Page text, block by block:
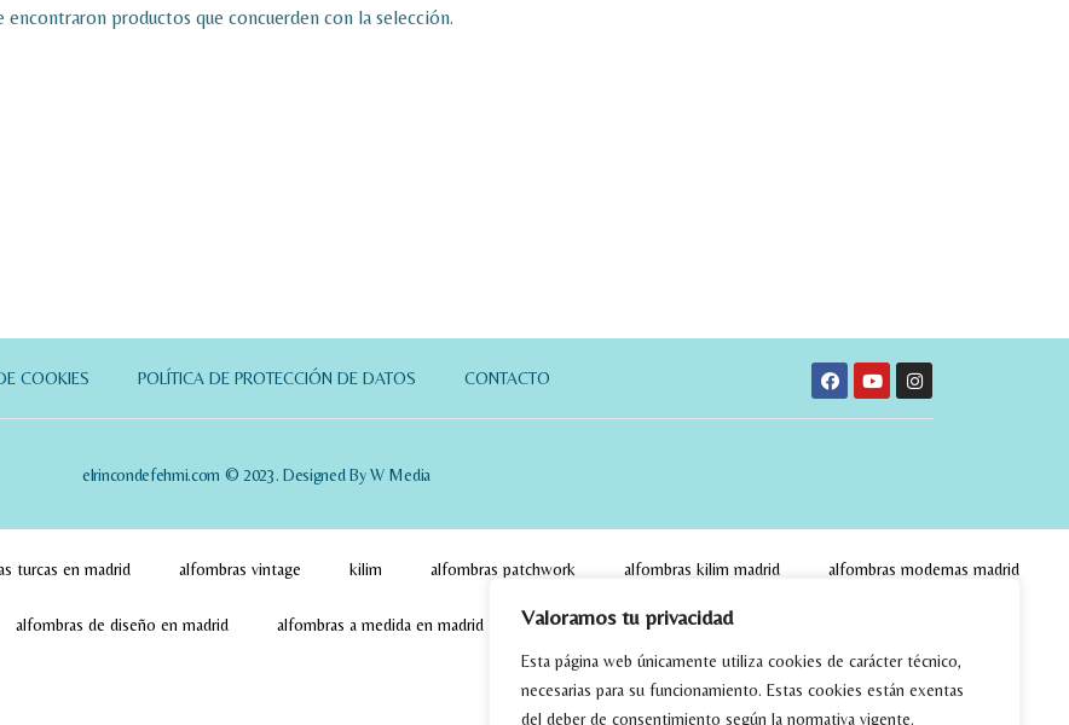
Valoramos tu privacidad
Esta página web únicamente utiliza cookies de carácter técnico,
necesarias para su funcionamiento. Estas cookies están exentas
del deber de consentimiento según la normativa vigente.
encontraron productos que concuerden con la selección.
COOKIES POLÍTICA DE PROTECCIÓN DE DATOS CONTACTO
elrincondefehmi.com © 2023. Designed By W Media
turcas en madrid alfombras vintage kilim alfombras patchwork alfombras kilim madrid alfombras modernas madrid
alfombras de diseño en madrid alfombras a medida en madrid limpieza de alfombras en madrid